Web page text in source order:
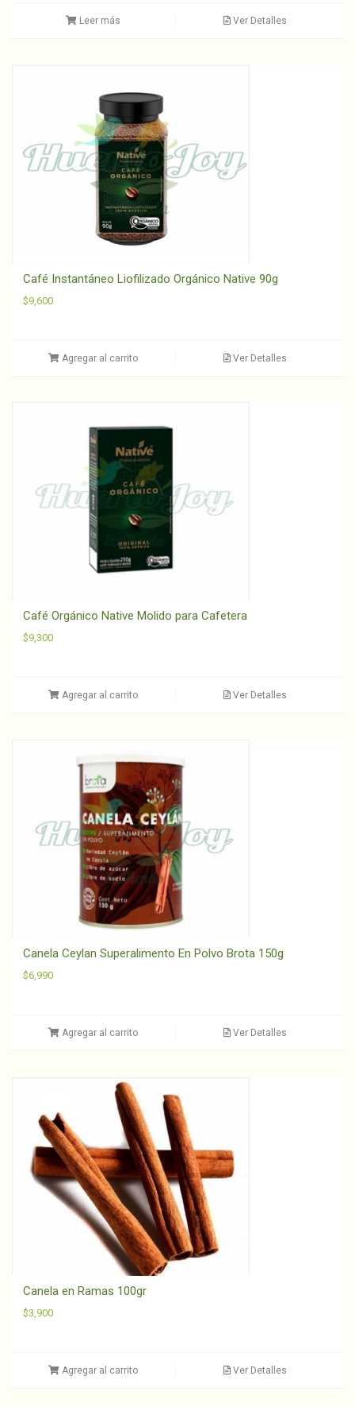
Leer más Ver Detalles
Café Instantáneo Liofilizado Orgánico Native 90g
$9,600
Agregar al carrito Ver Detalles
Café Orgánico Native Molido para Cafetera
$9,300
Agregar al carrito Ver Detalles
Canela Ceylan Superalimento En Polvo Brota 150g
$6,990
Agregar al carrito Ver Detalles
Canela en Ramas 100gr
$3,900
Agregar al carrito Ver Detalles